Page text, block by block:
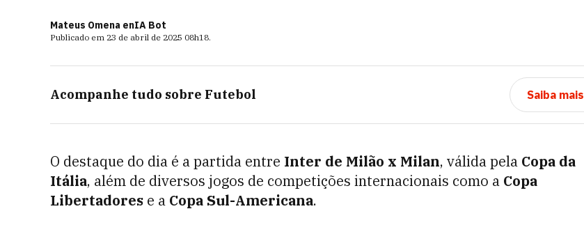
Mateus Omena enIA Bot
Publicado em 23 de abril de 2025 08h18.
Acompanhe tudo sobre Futebol Saiba mais
O destaque do dia é a partida entre Inter de Milão x Milan, válida pela Copa da
Itália, além de diversos jogos de competições internacionais como a Copa
Libertadores e a Copa Sul-Americana.